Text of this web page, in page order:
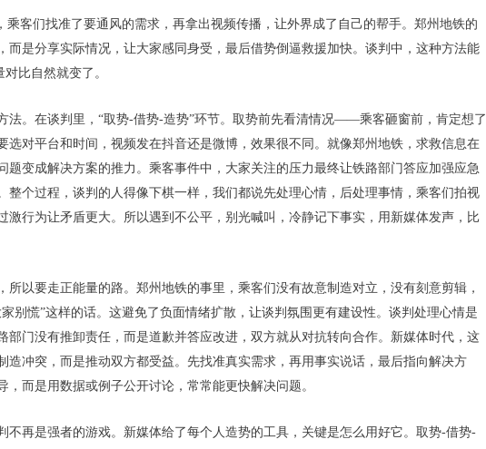
乘客们找准了要通风的需求，再拿出视频传播，让外界成了自己的帮手。郑州地铁的
而是分享实际情况，让大家感同身受，最后借势倒逼救援加快。谈判中，这种方法能
比自然就变了。
法。在谈判里，“取势-借势-造势”环节。取势前先看清情况——乘客砸窗前，肯定想了
选对平台和时间，视频发在抖音还是微博，效果很不同。就像郑州地铁，求救信息在
题变成解决方案的推力。乘客事件中，大家关注的压力最终让铁路部门答应加强应急
整个过程，谈判的人得像下棋一样，我们都说先处理心情，后处理事情，乘客们拍视
激行为让矛盾更大。所以遇到不公平，别光喊叫，冷静记下事实，用新媒体发声，比
所以要走正能量的路。郑州地铁的事里，乘客们没有故意制造对立，没有刻意剪辑，
别慌”这样的话。这避免了负面情绪扩散，让谈判氛围更有建设性。谈判处理心情是
部门没有推卸责任，而是道歉并答应改进，双方就从对抗转向合作。新媒体时代，这
造冲突，而是推动双方都受益。先找准真实需求，再用事实说话，最后指向解决方
而是用数据或例子公开讨论，常常能更快解决问题。
不再是强者的游戏。新媒体给了每个人造势的工具，关键是怎么用好它。取势-借势-